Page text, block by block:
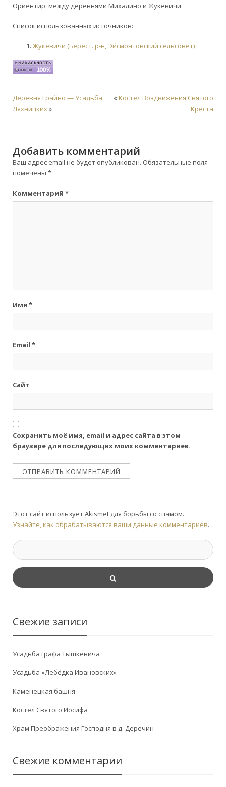
Ориентир: между деревнями Михалино и Жукевичи.
Список использованных источников:
Жукевичи (Берест. р-н, Эйсмонтовский сельсовет)
Деревня Грайно — Усадьба
Ляхницких»
« Костёл Воздвижения Святого
Креста
Добавить комментарий
Ваш адрес email не будет опубликован. Обязательные поля
помечены *
Комментарий *
Имя *
Email *
Сайт
Сохранить моё имя, email и адрес сайта в этом
браузере для последующих моих комментариев.
Этот сайт использует Akismet для борьбы со спамом.
Узнайте, как обрабатываются ваши данные комментариев.
Свежие записи
Усадьба графа Тышкевича
Усадьба «Лебёдка Ивановских»
Каменецкая башня
Костел Святого Иосифа
Храм Преображения Господня в д. Деречин
Свежие комментарии